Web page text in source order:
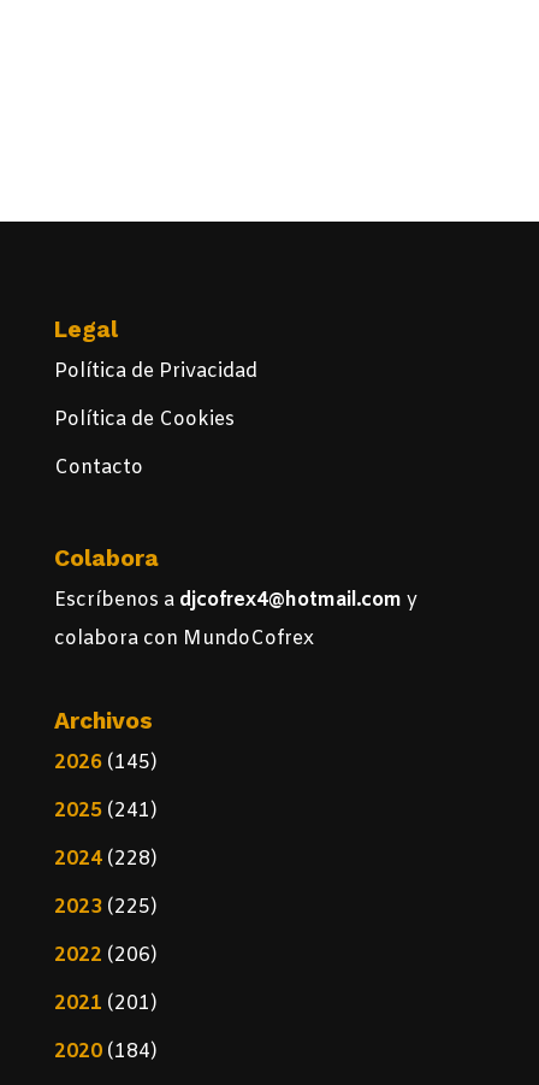
Legal
Política de Privacidad
Política de Cookies
Contacto
Colabora
Escríbenos a djcofrex4@hotmail.com y
colabora con MundoCofrex
Archivos
2026(145)
2025(241)
2024(228)
2023(225)
2022 (206)
2021 (201)
2020(184)